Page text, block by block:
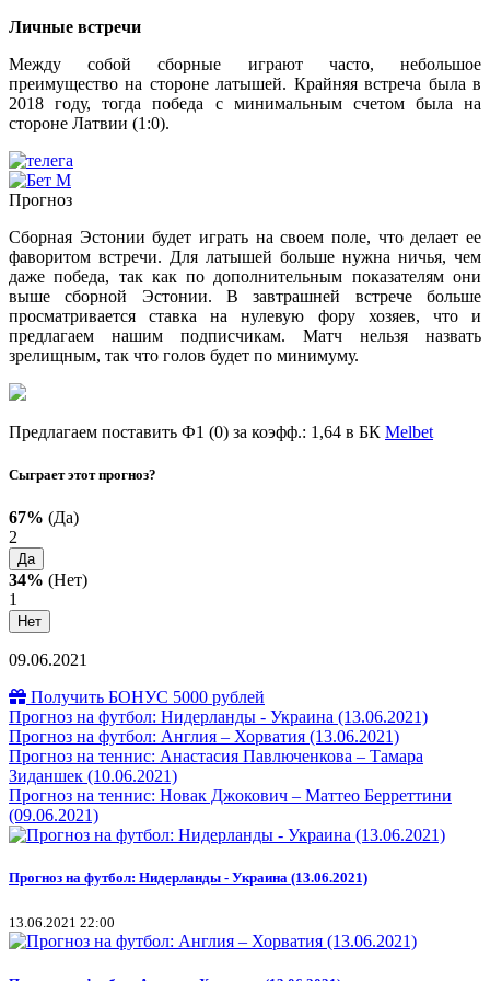
Личные встречи
Между собой сборные играют часто, небольшое
преимущество на стороне латышей. Крайняя встреча была в
2018 году, тогда победа с минимальным счетом была на
стороне Латвии (1:0).
Прогноз
Сборная Эстонии будет играть на своем поле, что делает ее
фаворитом встречи. Для латышей больше нужна ничья, чем
даже победа, так как по дополнительным показателям они
выше сборной Эстонии. В завтрашней встрече больше
просматривается ставка на нулевую фору хозяев, что и
предлагаем нашим подписчикам. Матч нельзя назвать
зрелищным, так что голов будет по минимуму.
Предлагаем поставить Ф1 (0) за коэфф.: 1,64 в БК Melbet
Сыграет этот прогноз?
67% (Да)
2
Да
34% (Нет)
1
Нет
09.06.2021
Получить БОНУС 5000 рублей
Прогноз на футбол: Нидерланды - Украина (13.06.2021)
Прогноз на футбол: Англия – Хорватия (13.06.2021)
Прогноз на теннис: Анастасия Павлюченкова – Тамара
Зиданшек (10.06.2021)
Прогноз на теннис: Новак Джокович – Маттео Берреттини
(09.06.2021)
Прогноз на футбол: Нидерланды - Украина (13.06.2021)
13.06.2021 22:00